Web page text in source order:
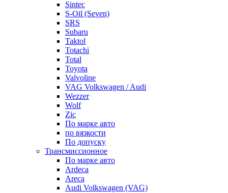
Sintec
S-Oil (Seven)
SRS
Subaru
Taktol
Totachi
Total
Toyota
Valvoline
VAG Volkswagen / Audi
Wezzer
Wolf
Zic
По марке авто
по вязкости
По допуску
Трансмиссионное
По марке авто
Ardeca
Areca
Audi Volkswagen (VAG)